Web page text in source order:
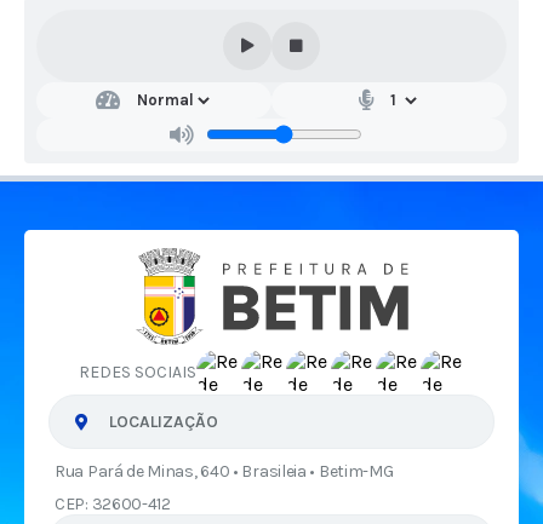
REDES SOCIAIS
LOCALIZAÇÃO
Rua Pará de Minas, 640 • Brasileia • Betim-MG
CEP: 32600-412